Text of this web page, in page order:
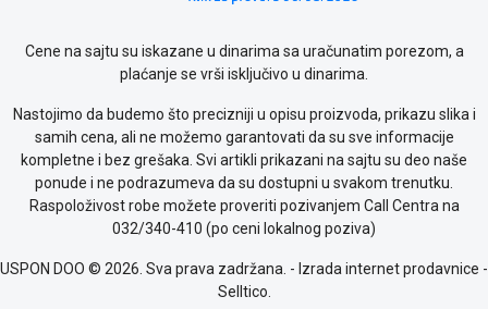
Cene na sajtu su iskazane u dinarima sa uračunatim porezom, a
plaćanje se vrši isključivo u dinarima.
Nastojimo da budemo što precizniji u opisu proizvoda, prikazu slika i
samih cena, ali ne možemo garantovati da su sve informacije
kompletne i bez grešaka. Svi artikli prikazani na sajtu su deo naše
ponude i ne podrazumeva da su dostupni u svakom trenutku.
Raspoloživost robe možete proveriti pozivanjem Call Centra na
032/340-410 (po ceni lokalnog poziva)
USPON DOO © 2026. Sva prava zadržana. - Izrada internet prodavnice -
Selltico.